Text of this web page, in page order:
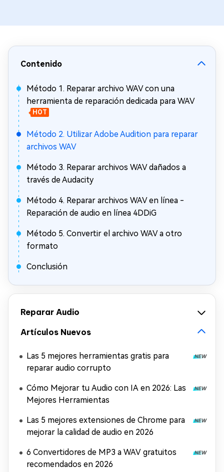
Contenido
Método 1. Reparar archivo WAV con una
herramienta de reparación dedicada para WAV
HOT
Método 2. Utilizar Adobe Audition para reparar
archivos WAV
Método 3. Reparar archivos WAV dañados a
través de Audacity
Método 4. Reparar archivos WAV en línea -
Reparación de audio en línea 4DDiG
Método 5. Convertir el archivo WAV a otro
formato
Conclusión
Reparar Audio
Artículos Nuevos
Las 5 mejores herramientas gratis para
reparar audio corrupto
Cómo Mejorar tu Audio con IA en 2026: Las
Mejores Herramientas
Las 5 mejores extensiones de Chrome para
mejorar la calidad de audio en 2026
6 Convertidores de MP3 a WAV gratuitos
recomendados en 2026